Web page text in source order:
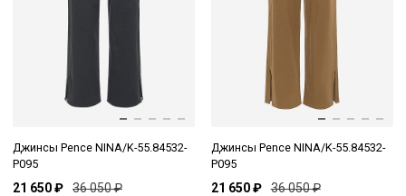
Джинсы Pence NINA/K-55.84532-
P095
21 650 ₽ 36 050 ₽
Джинсы Pence NINA/K-55.84532-
P095
21 650 ₽ 36 050 ₽